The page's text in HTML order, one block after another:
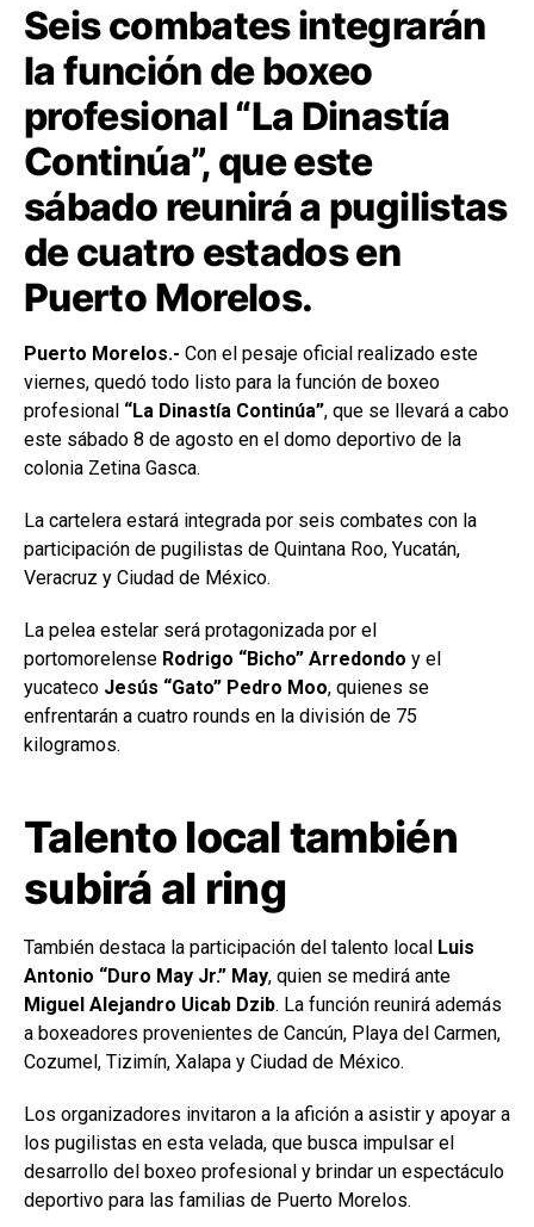
Seis combates integrarán
la función de boxeo
profesional “La Dinastía
Continúa”, que este
sábado reunirá a pugilistas
de cuatro estados en
Puerto Morelos.
Puerto Morelos.- Con el pesaje oficial realizado este
viernes, quedó todo listo para la función de boxeo
profesional “La Dinastía Continúa”, que se llevará a cabo
este sábado 8 de agosto en el domo deportivo de la
colonia Zetina Gasca.
La cartelera estará integrada por seis combates con la
participación de pugilistas de Quintana Roo, Yucatán,
Veracruz y Ciudad de México.
La pelea estelar será protagonizada por el
portomorelense Rodrigo “Bicho” Arredondo y el
yucateco Jesús “Gato” Pedro Moo, quienes se
enfrentarán a cuatro rounds en la división de 75
kilogramos.
Talento local también
subirá al ring
También destaca la participación del talento local Luis
Antonio “Duro May Jr.” May, quien se medirá ante
Miguel Alejandro Uicab Dzib. La función reunirá además
a boxeadores provenientes de Cancún, Playa del Carmen,
Cozumel, Tizimín, Xalapa y Ciudad de México.
Los organizadores invitaron a la afición a asistir y apoyar a
los pugilistas en esta velada, que busca impulsar el
desarrollo del boxeo profesional y brindar un espectáculo
deportivo para las familias de Puerto Morelos.